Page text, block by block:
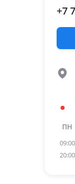
+7
ПН
09:00
20:00